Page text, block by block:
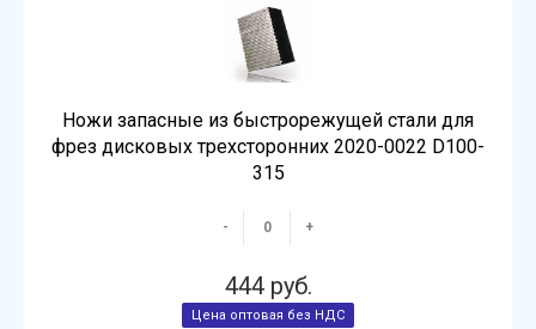
Ножи запасные из быстрорежущей стали для
фрез дисковых трехсторонних 2020-0022 D100-
315
- +
444 руб.